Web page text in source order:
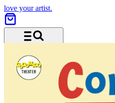
love your artist.